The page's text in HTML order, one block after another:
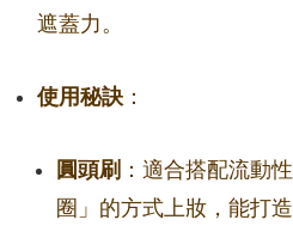
遮蓋力。
使用秘訣 ：
圓頭刷 ：適合搭配流動
圈」的方式上妝，能打